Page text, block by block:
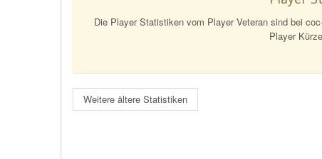
Player
Die Player Statistiken vom Player Veteran sind bei
Player
Weitere ältere Statistiken